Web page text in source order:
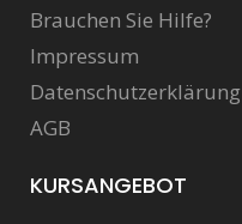
Brauchen Sie Hilfe?
Impressum
Datenschutzerklärung
AGB
KURSANGEBOT